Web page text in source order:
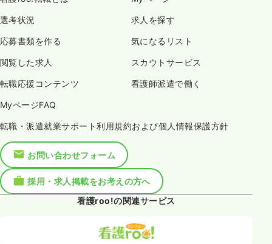
選考状況 求人を探す
応募書類を作る 気になるリスト
閲覧した求人 スカウトサービス
転職応援コンテンツ 看護師派遣で働く
MyページFAQ
転職・派遣就業サポート利用規約および個人情報保護方針
お問い合わせフォーム
採用・求人掲載をお考えの方へ
看護roo!の関連サービス